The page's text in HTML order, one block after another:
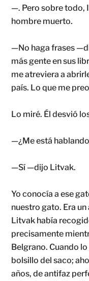
—. Pero sobre todo,
hombre muerto.
—No haga frases
más gente en sus
me atreviera a
país. Lo que me
Lo miré. Él desvió
—¿Me está
—Sí —dijo Litvak.
Yo conocía a ese
nuestro gato. Era
Litvak había
precisamente
Belgrano. Cuando
bolsillo del saco;
años, de antifaz